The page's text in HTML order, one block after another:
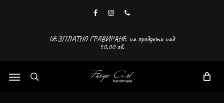
facebookinstagramphone
БЕЗПЛАТНО ГРАВИРАНЕ на продукти над
50.00 лв.
search
Menu